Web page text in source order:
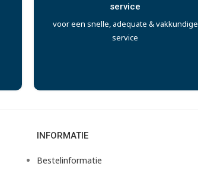
service
voor een snelle, adequate & vakkundige
service
INFORMATIE
Bestelinformatie